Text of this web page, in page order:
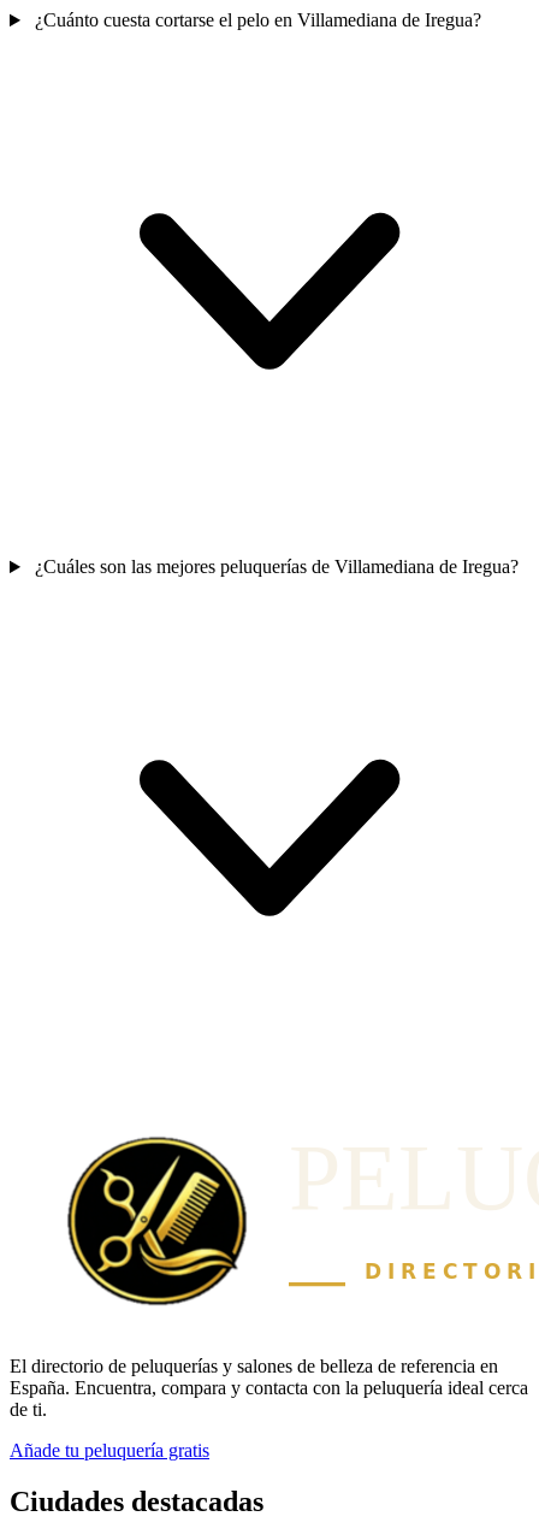
¿Cuánto cuesta cortarse el pelo en Villamediana de Iregua?
¿Cuáles son las mejores peluquerías de Villamediana de Iregua?
El directorio de peluquerías y salones de belleza de referencia en
España. Encuentra, compara y contacta con la peluquería ideal cerca
de ti.
Añade tu peluquería gratis
Ciudades destacadas